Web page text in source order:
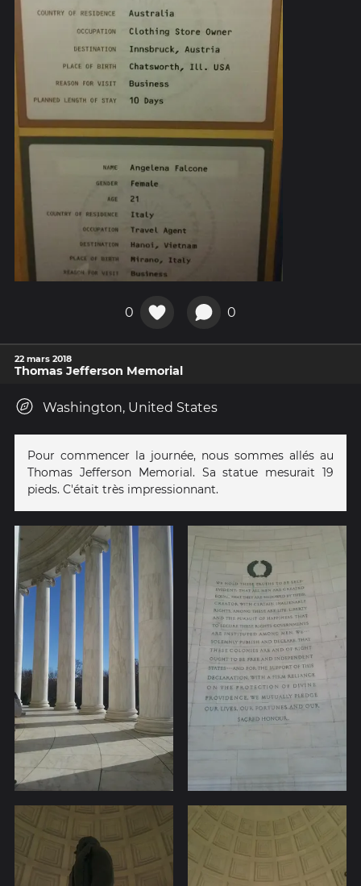
0 0
22 mars 2018
Thomas Jefferson Memorial
Washington, United States
Pour commencer la journée, nous sommes allés au
Thomas Jefferson Memorial. Sa statue mesurait 19
pieds. C'était très impressionnant.